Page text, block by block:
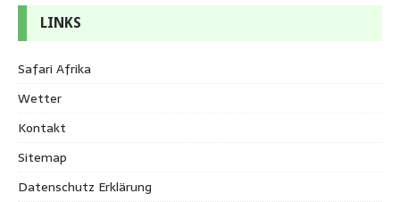
LINKS
Safari Afrika
Wetter
Kontakt
Sitemap
Datenschutz Erklärung